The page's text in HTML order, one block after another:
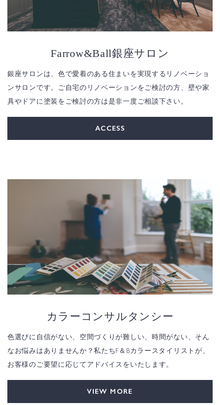
Farrow&Ball銀座サロン
銀座サロンは、色で愛着のある住まいを実現するリノベーショ
ンサロンです。ご自宅のリノベーションをご検討の方、壁や家
具やドアに塗装をご検討の方は是非一度ご相談下さい。
ACCESS
カラーコンサルタンシー
色選びに自信がない、空間づくりが難しい、時間がない、そん
なお悩みはありませんか？私たちF＆Bカラースタイリストが、
お客様のご要望に応じてアドバイスをいたします。
VIEW MORE